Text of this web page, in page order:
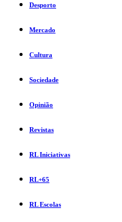
Desporto
Mercado
Cultura
Sociedade
Opinião
Revistas
RL Iniciativas
RL+65
RL Escolas